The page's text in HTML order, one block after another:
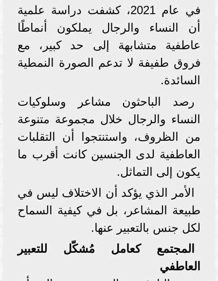
في عام 2021، كشفت دراسة علمية
أن النساء والرجال يملكون أنماطًا
عاطفية متشابهة إلى حد كبير، مع
فروق طفيفة لا تدعم الصورة النمطية
السائدة.
رصد الباحثون مشاعر وسلوكيات
النساء والرجال خلال مجموعة متنوعة
من الظروف، واستنتجوا أن التقلبات
العاطفية لدى الجنسين كانت أقرب ما
يكون إلى التماثل.
الأمر الذي يؤكد أن الاختلاف ليس في
طبيعة المشاعر، بل في كيفية السماح
لكل جنس بالتعبير عنها.
المجتمع كعامل مُشكّل للتعبير
العاطفي